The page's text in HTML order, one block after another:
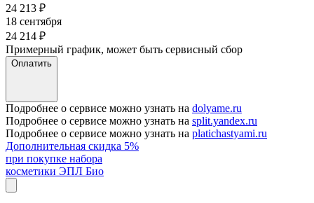
24 213 ₽
18 сентября
24 214 ₽
Примерный график, может быть сервисный сбор
Оплатить
Подробнее о сервисе можно узнать на dolyame.ru
Подробнее о сервисе можно узнать на split.yandex.ru
Подробнее о сервисе можно узнать на platichastyami.ru
Дополнительная скидка 5%
при покупке набора
косметики ЭПЛ Био